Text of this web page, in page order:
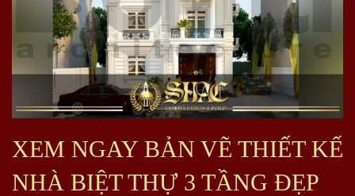
XEM NGAY BẢN VẼ THIẾT KẾ
NHÀ BIỆT THỰ 3 TẦNG ĐẸP